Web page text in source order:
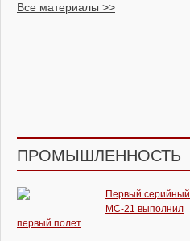
Все материалы >>
ПРОМЫШЛЕННОСТЬ
Первый серийный
МС-21 выполнил
первый полет